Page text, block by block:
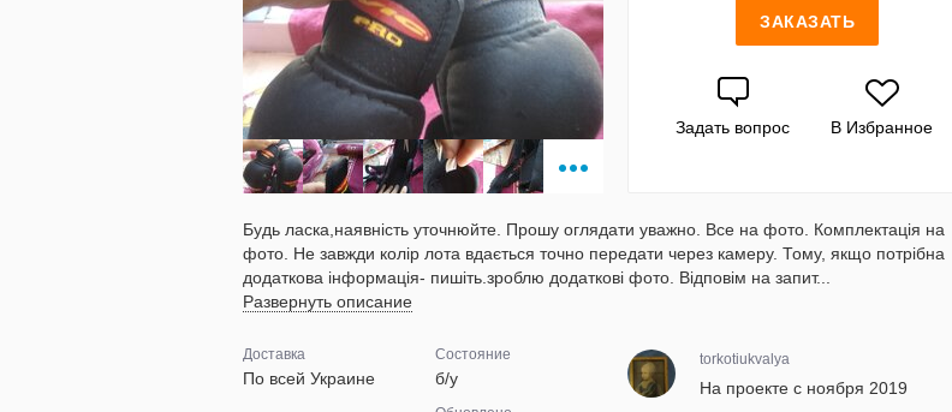
ЗАКАЗАТЬ
Задать вопрос В Избранное
Будь ласка,наявність уточнюйте. Прошу оглядати уважно. Все на фото. Комплектація на
фото. Не завжди колір лота вдається точно передати через камеру. Тому, якщо потрібна
додаткова інформація- пишіть.зроблю додаткові фото. Відповім на запит...
Развернуть описание
Доставка
По всей Украине
Состояние
б/у
torkotiukvalya
На проекте с ноября 2019